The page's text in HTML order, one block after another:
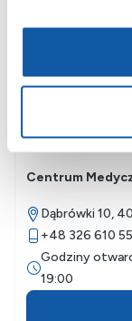
Centrum
Dąbrówki 10,
+48 326 610
Godziny
19:00